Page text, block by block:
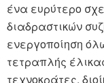
ένα ευρύτερο
διαδραστικών
ενεργοποίηση
τετραπλής
τεχνοκράτες,